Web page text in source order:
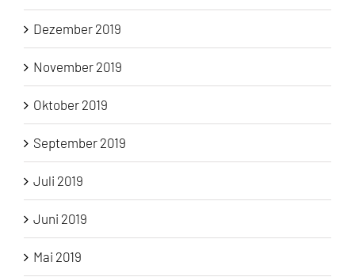
Dezember 2019
November 2019
Oktober 2019
September 2019
Juli 2019
Juni 2019
Mai 2019